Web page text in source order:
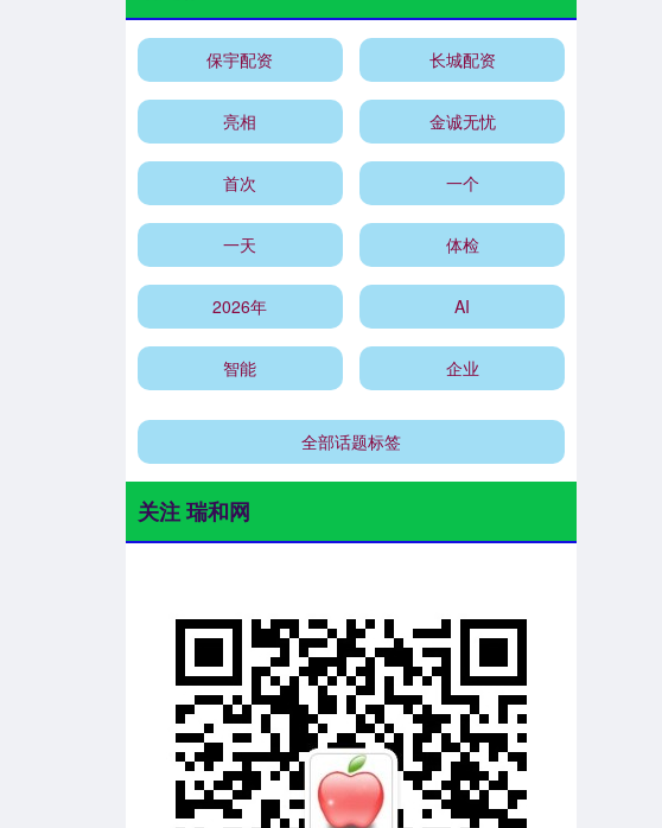
保宇配资 长城配资
亮相 金诚无忧
首次 一个
一天 体检
2026年 AI
智能 企业
全部话题标签
关注 瑞和网